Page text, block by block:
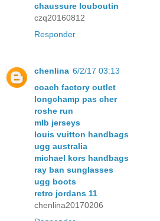
chaussure louboutin
czq20160812
Responder
chenlina 6/2/17 03:13
coach factory outlet
longchamp pas cher
roshe run
mlb jerseys
louis vuitton handbags
ugg australia
michael kors handbags
ray ban sunglasses
ugg boots
retro jordans 11
chenlina20170206